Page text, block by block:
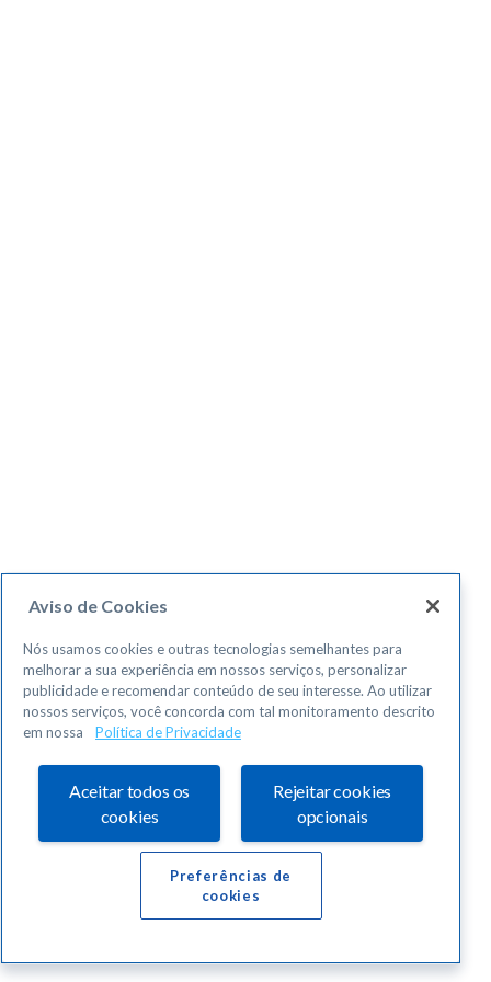
Aviso de Cookies
Nós usamos cookies e outras tecnologias semelhantes para
melhorar a sua experiência em nossos serviços, personalizar
publicidade e recomendar conteúdo de seu interesse. Ao utilizar
nossos serviços, você concorda com tal monitoramento descrito
em nossa
Política de Privacidade
Aceitar todos os
cookies
Rejeitar cookies
opcionais
Preferências de
cookies